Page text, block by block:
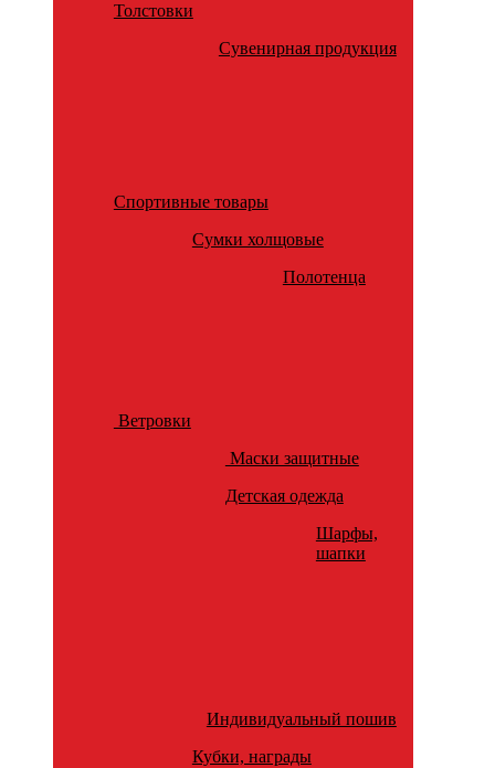
Толстовки
Сувенирная продукция
Спортивные товары
Сумки холщовые
Полотенца
Ветровки
Маски защитные
Детская одежда
Шарфы,
шапки
Индивидуальный пошив
Кубки, награды